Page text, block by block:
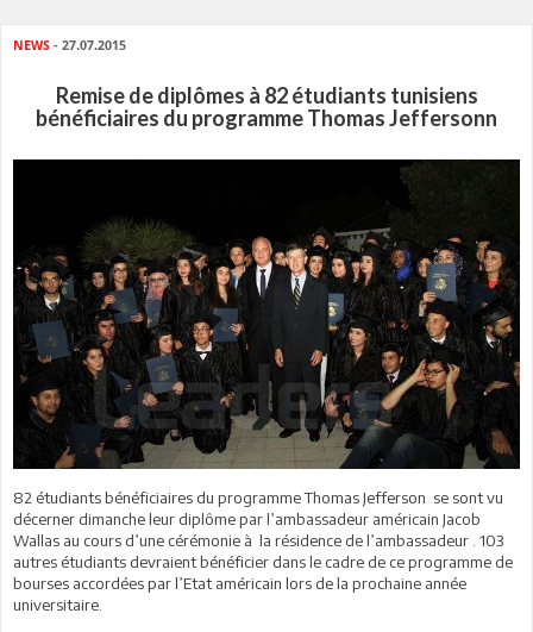
NEWS - 27.07.2015
Remise de diplômes à 82 étudiants tunisiens
bénéficiaires du programme Thomas Jeffersonn
82 étudiants bénéficiaires du programme Thomas Jefferson se sont vu
décerner dimanche leur diplôme par l’ambassadeur américain Jacob
Wallas au cours d’une cérémonie à la résidence de l’ambassadeur . 103
autres étudiants devraient bénéficier dans le cadre de ce programme de
bourses accordées par l’Etat américain lors de la prochaine année
universitaire.